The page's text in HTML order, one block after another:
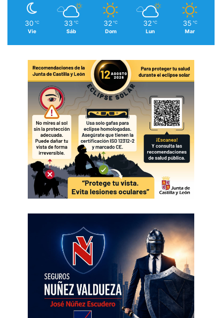
30 ℃
Vie
33 ℃
Sáb
32 ℃
Dom
32 ℃
Lun
35 ℃
Mar